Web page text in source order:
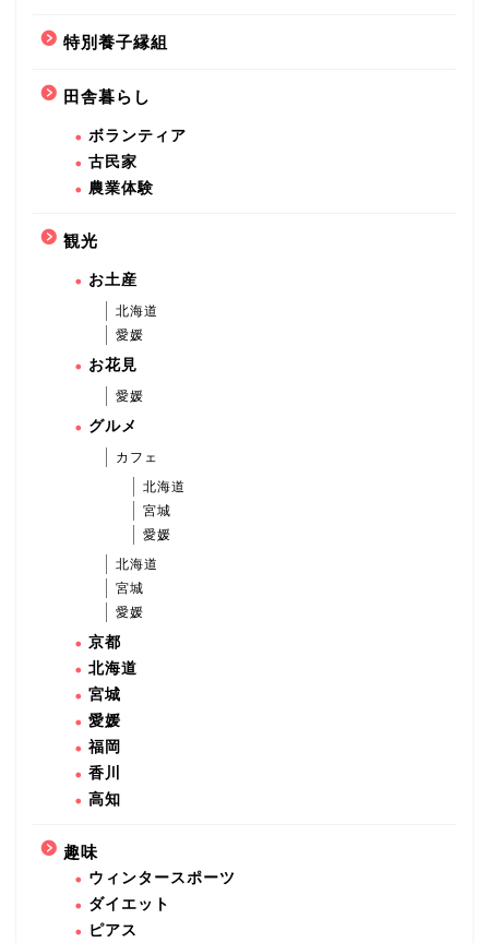
特別養子縁組
田舎暮らし
ボランティア
古民家
農業体験
観光
お土産
北海道
愛媛
お花見
愛媛
グルメ
カフェ
北海道
宮城
愛媛
北海道
宮城
愛媛
京都
北海道
宮城
愛媛
福岡
香川
高知
趣味
ウィンタースポーツ
ダイエット
ピアス